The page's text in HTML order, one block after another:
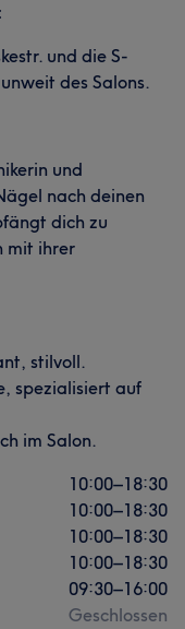
und die S-
des Salons.
und
nach deinen
dich zu
mit ihrer
stilvoll.
spezialisiert auf
im Salon.
10:00–18:30
10:00–18:30
10:00–18:30
10:00–18:30
09:30–16:00
Geschlossen